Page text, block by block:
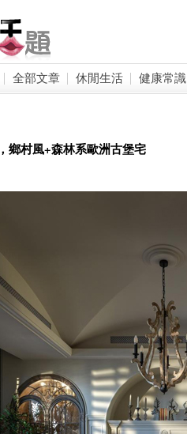
全部文章 休閒生活 健康常識
鄉村風+森林系歐洲古堡宅